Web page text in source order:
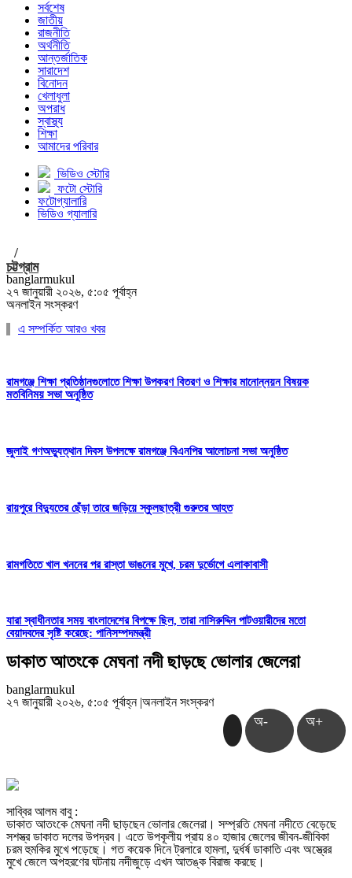
সর্বশেষ
জাতীয়
রাজনীতি
অর্থনীতি
আন্তর্জাতিক
সারাদেশ
বিনোদন
খেলাধুলা
অপরাধ
স্বাস্থ্য
শিক্ষা
আমাদের পরিবার
ভিডিও স্টোরি
ফটো স্টোরি
ফটোগ্যালারি
ভিডিও গ্যালারি
/
চট্টগ্রাম
banglarmukul
২৭ জানুয়ারী ২০২৬, ৫:০৫ পূর্বাহ্ন
অনলাইন সংস্করণ
এ সম্পর্কিত আরও খবর
রামগঞ্জে শিক্ষা প্রতিষ্ঠানগুলোতে শিক্ষা উপকরণ বিতরণ ও শিক্ষার মানোন্নয়ন বিষয়ক
মতবিনিময় সভা অনুষ্ঠিত
জুলাই গণঅভ্যুত্থান দিবস উপলক্ষে রামগঞ্জে বিএনপির আলোচনা সভা অনুষ্ঠিত
রায়পুরে বিদ্যুতের ছেঁড়া তারে জড়িয়ে স্কুলছাত্রী গুরুতর আহত
রামগতিতে খাল খননের পর রাস্তা ভাঙনের মুখে, চরম দুর্ভোগে এলাকাবাসী
যারা স্বাধীনতার সময় বাংলাদেশের বিপক্ষে ছিল, তারা নাসিরুদ্দিন পাটওয়ারীদের মতো
বেয়াদবদের সৃষ্টি করেছে: পানিসম্পদমন্ত্রী
ডাকাত আতংকে মেঘনা নদী ছাড়ছে ভোলার জেলেরা
banglarmukul
২৭ জানুয়ারী ২০২৬, ৫:০৫ পূর্বাহ্ন |অনলাইন সংস্করণ
অ- অ+
সাব্বির আলম বাবু :
ডাকাত আতংকে মেঘনা নদী ছাড়ছেন ভোলার জেলেরা। সম্প্রতি মেঘনা নদীতে বেড়েছে
সশস্ত্র ডাকাত দলের উপদ্রব। এতে উপকূলীয় প্রায় ৪০ হাজার জেলের জীবন-জীবিকা
চরম হুমকির মুখে পড়েছে। গত কয়েক দিনে ট্রলারে হামলা, দুর্ধর্ষ ডাকাতি এবং অস্ত্রের
মুখে জেলে অপহরণের ঘটনায় নদীজুড়ে এখন আতঙ্ক বিরাজ করছে।